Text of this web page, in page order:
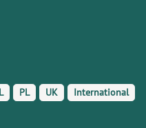
PL UK International